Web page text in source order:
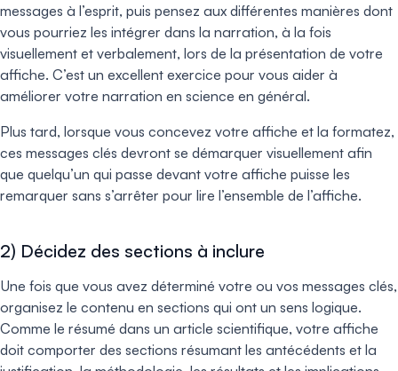
messages à l’esprit, puis pensez aux différentes manières dont
vous pourriez les intégrer dans la narration, à la fois
visuellement et verbalement, lors de la présentation de votre
affiche. C’est un excellent exercice pour vous aider à
améliorer votre narration en science en général.
Plus tard, lorsque vous concevez votre affiche et la formatez,
ces messages clés devront se démarquer visuellement afin
que quelqu’un qui passe devant votre affiche puisse les
remarquer sans s’arrêter pour lire l’ensemble de l’affiche.
2) Décidez des sections à inclure
Une fois que vous avez déterminé votre ou vos messages clés,
organisez le contenu en sections qui ont un sens logique.
Comme le résumé dans un article scientifique, votre affiche
doit comporter des sections résumant les antécédents et la